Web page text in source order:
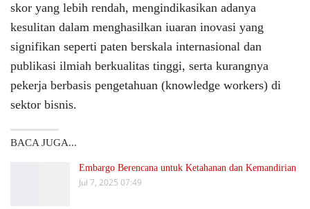
skor yang lebih rendah, mengindikasikan adanya
kesulitan dalam menghasilkan iuaran inovasi yang
signifikan seperti paten berskala internasional dan
publikasi ilmiah berkualitas tinggi, serta kurangnya
pekerja berbasis pengetahuan (knowledge workers) di
sektor bisnis.
BACA JUGA...
Embargo Berencana untuk Ketahanan dan Kemandirian
Jul 7, 2025 07:49